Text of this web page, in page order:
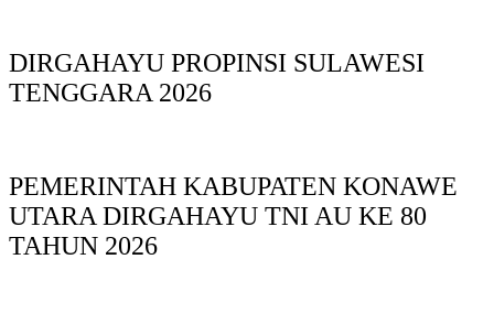
DIRGAHAYU PROPINSI SULAWESI
TENGGARA 2026
PEMERINTAH KABUPATEN KONAWE
UTARA DIRGAHAYU TNI AU KE 80
TAHUN 2026